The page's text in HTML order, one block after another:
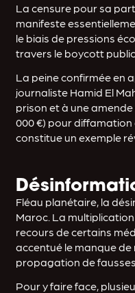
La censure pour sa
manifeste
le biais de pressions
travers le boycott
La peine confirmée en
journaliste Hamid El
prison et à une amende
000 €) pour diffamation
constitue un exemple
Fléau planétaire, la
Maroc. La
recours de certains
accentué le manque
propagation de fausses
Pour y faire face,